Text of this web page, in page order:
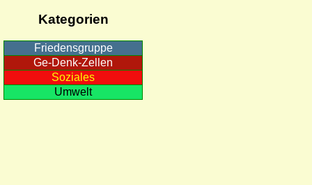
Kategorien
Friedensgruppe
Ge-Denk-Zellen
Soziales
Umwelt